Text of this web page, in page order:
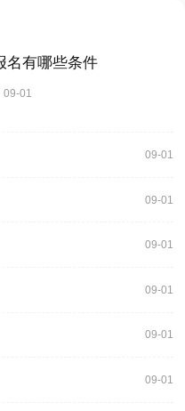
名有哪些条件
09-01
09-01
09-01
09-01
09-01
09-01
09-01